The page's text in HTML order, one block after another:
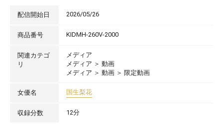
配信開始日 2026/05/26
商品番号 KIDMH-260V-2000
関連カテゴ
リ
メディア
メディア ＞ 動画
メディア ＞ 動画 ＞ 限定動画
女優名 国生梨花
収録分数 12分